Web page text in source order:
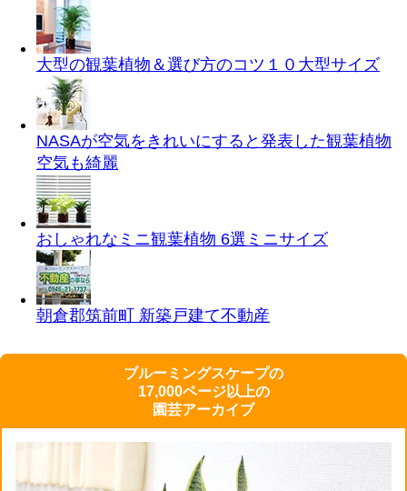
大型の観葉植物＆選び方のコツ１０ 大型サイズ
NASAが空気をきれいにすると発表した観葉植物
空気も綺麗
おしゃれなミニ観葉植物 6選 ミニサイズ
朝倉郡筑前町 新築戸建て不動産
ブルーミングスケープの
17,000ページ以上の
園芸アーカイブ